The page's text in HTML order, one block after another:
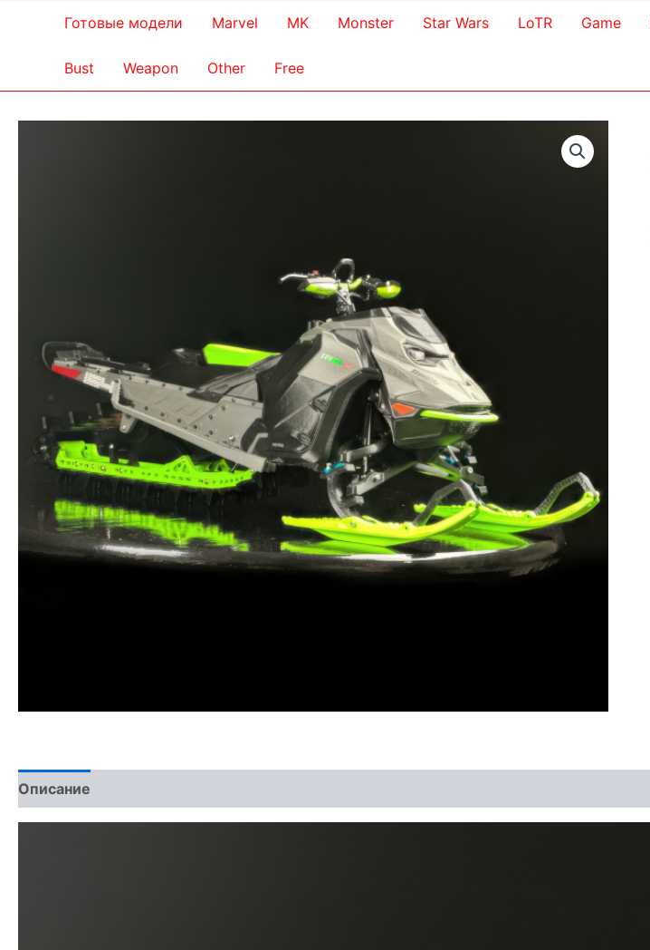
Готовые модели Marvel MK Monster Star Wars LoTR Game
Bust Weapon Other Free
Описание